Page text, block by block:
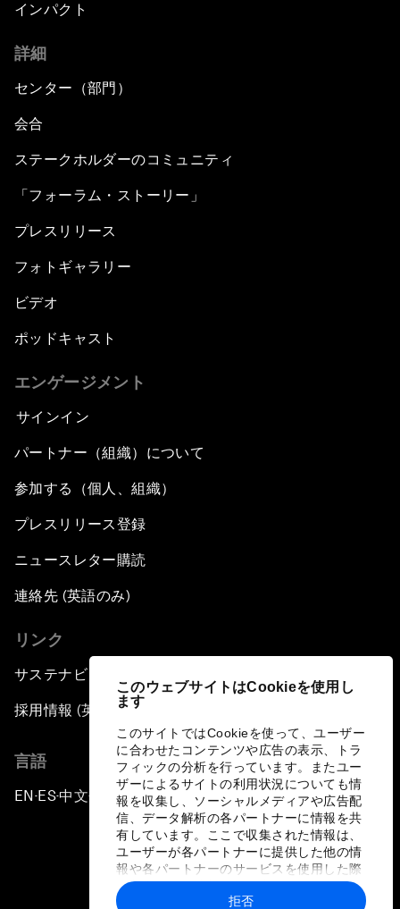
このウェブサイトはCookieを使用し
ます
このサイトではCookieを使って、ユーザー
に合わせたコンテンツや広告の表示、トラ
フィックの分析を行っています。またユー
ザーによるサイトの利用状況についても情
報を収集し、ソーシャルメディアや広告配
信、データ解析の各パートナーに情報を共
有しています。ここで収集された情報は、
ユーザーが各パートナーに提供した他の情
報や各パートナーのサービスを使用した際
に収集された情報と組み合わされ、各パー
トナーによって使用されることがありま
拒否
インパクト
詳細
センター（部門）
会合
ステークホルダーのコミュニティ
「フォーラム・ストーリー」
プレスリリース
フォトギャラリー
ビデオ
ポッドキャスト
エンゲージメント
サインイン
パートナー（組織）について
参加する（個人、組織）
プレスリリース登録
ニュースレター購読
連絡先 (英語のみ)
リンク
サステナビリティへの取り組み
採用情報 (英語のみ)
言語
EN ▪ES▪中文▪ 日本語